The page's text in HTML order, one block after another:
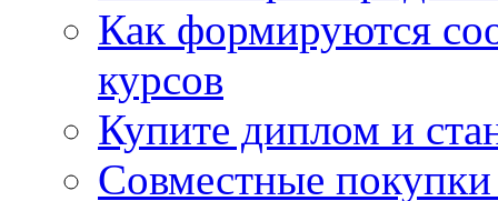
Как формируются
курсов
Купите диплом и
Совместные